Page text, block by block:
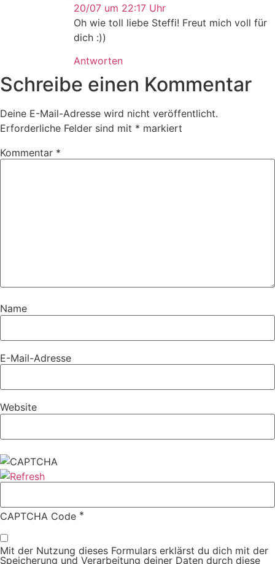
20/07 um 22:17 Uhr
Oh wie toll liebe Steffi! Freut mich voll für
dich :))
Antworten
Schreibe einen Kommentar
Deine E-Mail-Adresse wird nicht veröffentlicht.
Erforderliche Felder sind mit * markiert
Kommentar *
Name
E-Mail-Adresse
Website
CAPTCHA Code *
Mit der Nutzung dieses Formulars erklärst du dich mit der
Speicherung und Verarbeitung deiner Daten durch diese